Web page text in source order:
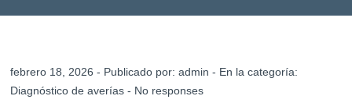
febrero 18, 2026 - Publicado por:admin - En la categoría:
Diagnóstico de averías - No responses